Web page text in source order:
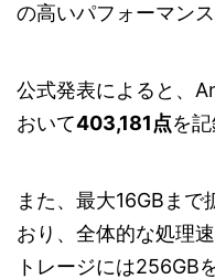
の高いパフォーマン
公式発表によると、
おいて403,181点を
また、最大16GBま
おり、全体的な処理
トレージには256GB